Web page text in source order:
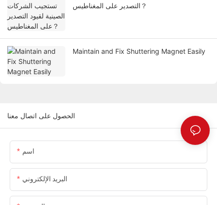
التصدير على المغناطيس？
Maintain and Fix Shuttering Magnet Easily
الحصول على اتصال معنا
اسم
البريد الإلكتروني